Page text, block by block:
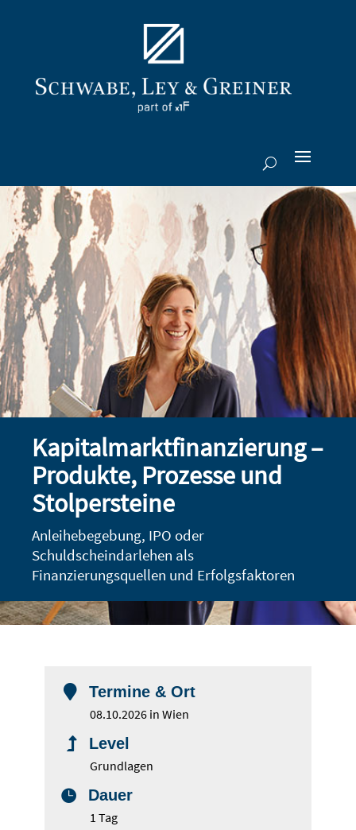
Kapitalmarktfinanzierung –
Produkte, Prozesse und
Stolpersteine
Anleihebegebung, IPO oder
Schuldscheindarlehen als
Finanzierungsquellen und Erfolgsfaktoren
 Termine & Ort
08.10.2026 in Wien
 Level
Grundlagen

Dauer
1 Tag